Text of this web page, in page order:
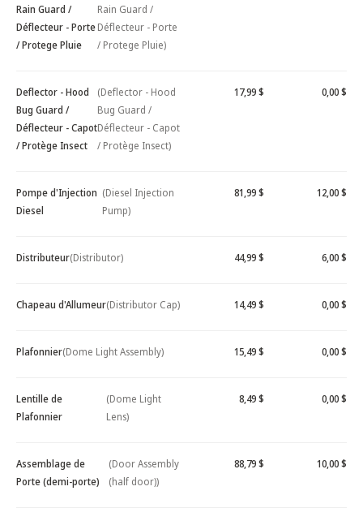
Rain Guard /
Déflecteur - Porte
/ Protege Pluie
Rain Guard /
Déflecteur - Porte
/ Protege Pluie)
Deflector - Hood
Bug Guard /
Déflecteur - Capot
/ Protège Insect
(Deflector - Hood
Bug Guard /
Déflecteur - Capot
/ Protège Insect)
17,99 $ 0,00 $
Pompe d'Injection
Diesel
(Diesel Injection
Pump)
81,99 $ 12,00 $
Distributeur(Distributor) 44,99 $ 6,00 $
Chapeau d'Allumeur(Distributor Cap) 14,49 $ 0,00 $
Plafonnier(Dome Light Assembly) 15,49 $ 0,00 $
Lentille de
Plafonnier
(Dome Light
Lens)
8,49 $ 0,00 $
Assemblage de
Porte (demi-porte)
(Door Assembly
(half door))
88,79 $ 10,00 $